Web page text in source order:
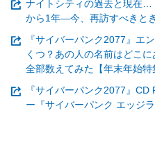
ナイトシティの過去と現在…
から1年―今、再訪すべきとき
『サイバーパンク2077』エ
くつ？あの人の名前はどこ
全部数えてみた【年末年始特
『サイバーパンク2077』
ー『サイバーパンク エッジ